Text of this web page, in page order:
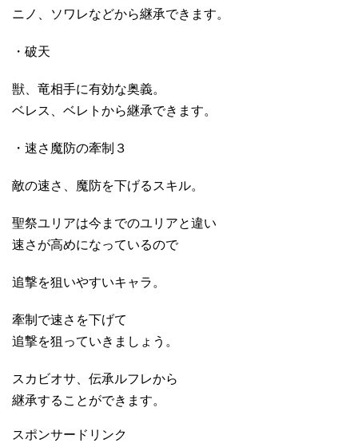
ニノ、ソワレなどから継承できます。
・破天
獣、竜相手に有効な奥義。
ベレス、ベレトから継承できます。
・速さ魔防の牽制３
敵の速さ、魔防を下げるスキル。
聖祭ユリアは今までのユリアと違い
速さが高めになっているので
追撃を狙いやすいキャラ。
牽制で速さを下げて
追撃を狙っていきましょう。
スカビオサ、伝承ルフレから
継承することができます。
スポンサードリンク